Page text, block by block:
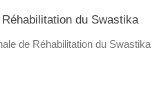
du Swastika
de Réhabilitation du Swastika